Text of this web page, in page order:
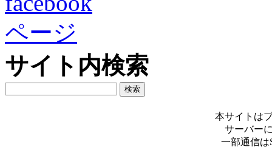
サイト内検索
本サイトは
サーバー
一部通信は